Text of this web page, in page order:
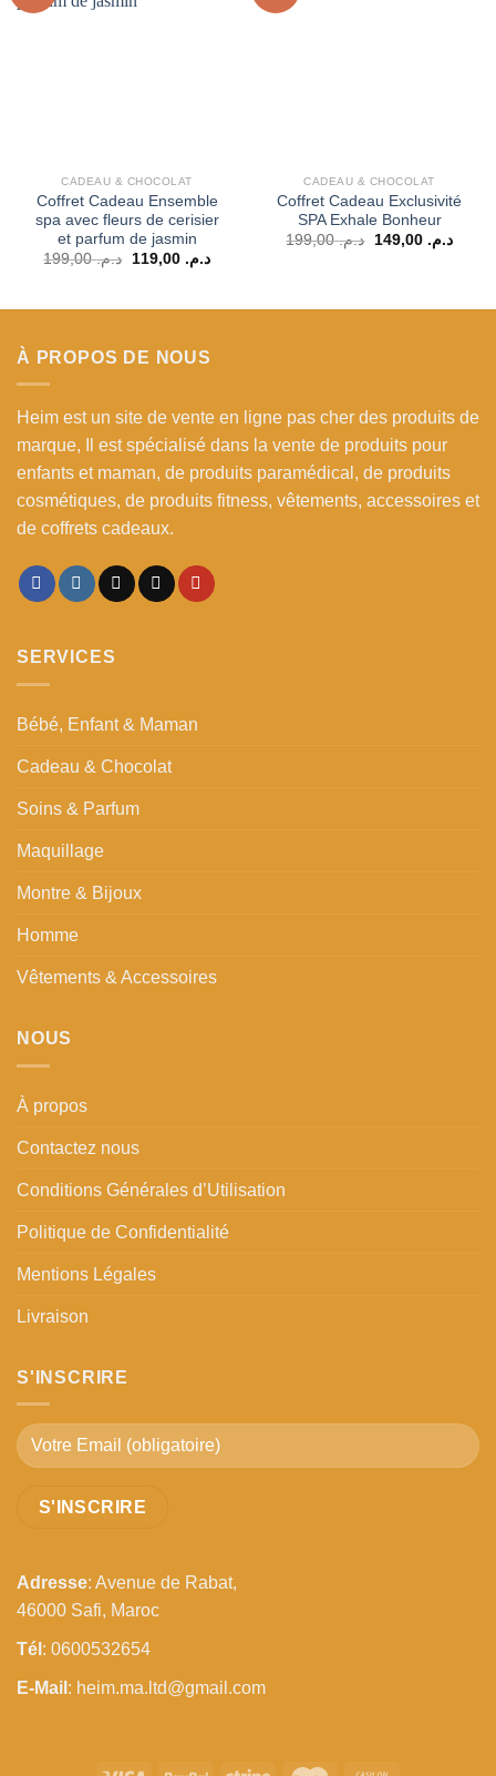
CADEAU & CHOCOLAT
Coffret Cadeau Ensemble
spa avec fleurs de cerisier
et parfum de jasmin
د.م.199,00
Le
د.م. 119,00
Le
CADEAU & CHOCOLAT
Coffret Cadeau Exclusivité
SPA Exhale Bonheur
د.م.199,00
Le
د.م. 149,00
Le
À PROPOS DE NOUS
Heim est un site de vente en ligne pas cher des produits de
marque, Il est spécialisé dans la vente de produits pour
enfants et maman, de produits paramédical, de produits
cosmétiques, de produits fitness, vêtements, accessoires et
de coffrets cadeaux.
SERVICES
Bébé, Enfant & Maman
Cadeau & Chocolat
Soins & Parfum
Maquillage
Montre & Bijoux
Homme
Vêtements & Accessoires
NOUS
À propos
Contactez nous
Conditions Générales d’Utilisation
Politique de Confidentialité
Mentions Légales
Livraison
S'INSCRIRE
Adresse: Avenue de Rabat,
46000 Safi, Maroc
Tél : 0600532654
E-Mail : heim.ma.ltd@gmail.com